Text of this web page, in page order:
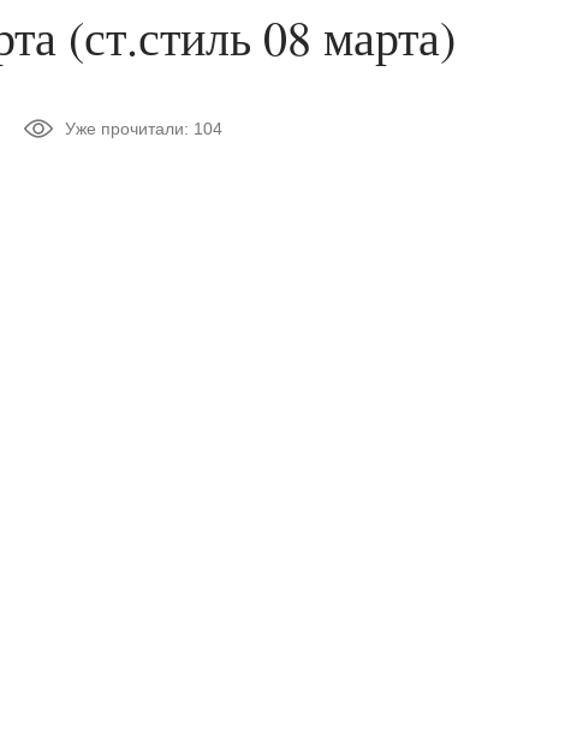
(ст.стиль 08 марта)
Уже прочитали: 104